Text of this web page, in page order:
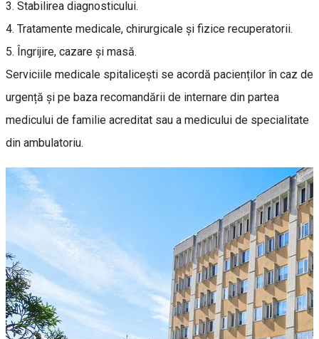
3. Stabilirea diagnosticului.
4. Tratamente medicale, chirurgicale și fizice recuperatorii.
5. Îngrijire, cazare și masă.
Serviciile medicale spitalicești se acordă pacienților în caz de
urgență și pe baza recomandării de internare din partea
medicului de familie acreditat sau a medicului de specialitate
din ambulatoriu.